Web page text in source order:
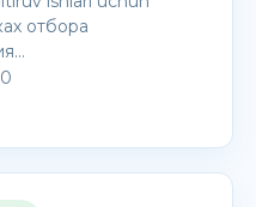
отбора